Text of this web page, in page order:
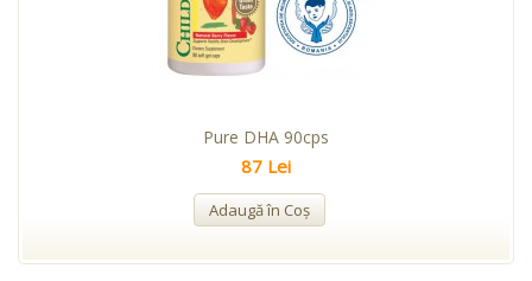
Pure DHA 90cps
87 Lei
Adaugă în Coş